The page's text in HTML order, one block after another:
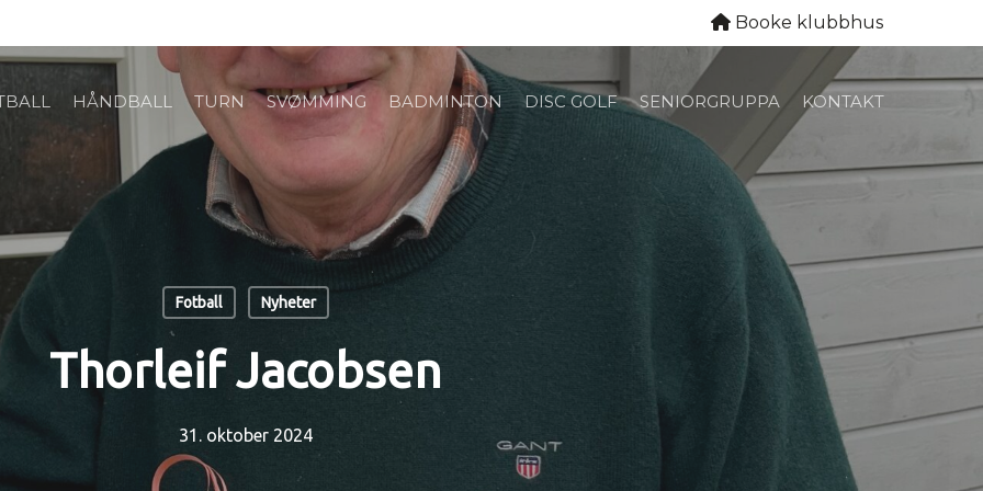
Booke klubbhus
HÅNDBALL TURN SVØMMING BADMINTON DISC GOLF SENIORGRUPPA KONTAKT
Fotball Nyheter
Thorleif Jacobsen
31. oktober 2024